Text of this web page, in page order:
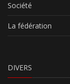
Société
La fédération
DIVERS